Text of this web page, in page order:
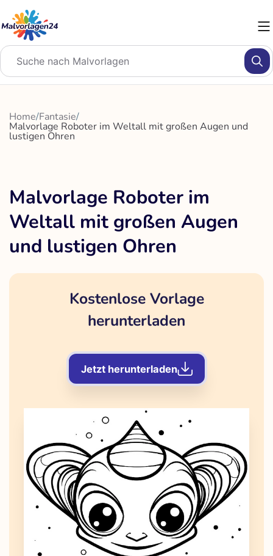
Inhalt
springen
Home/Fantasie/
Malvorlage Roboter im Weltall mit großen Augen und
lustigen Ohren
Malvorlage Roboter im
Weltall mit großen Augen
und lustigen Ohren
Kostenlose Vorlage
herunterladen
Jetzt herunterladen